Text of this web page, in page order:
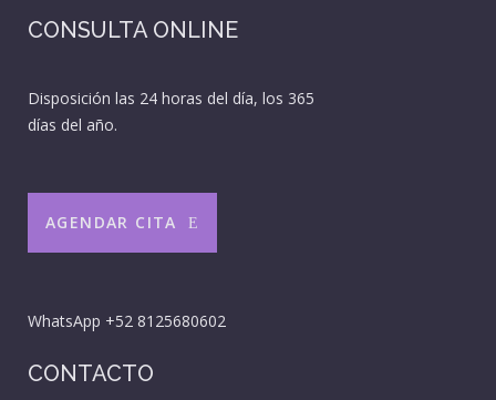
CONSULTA ONLINE
Disposición las 24 horas del día, los 365
días del año.
AGENDAR CITA
WhatsApp +52 8125680602
CONTACTO